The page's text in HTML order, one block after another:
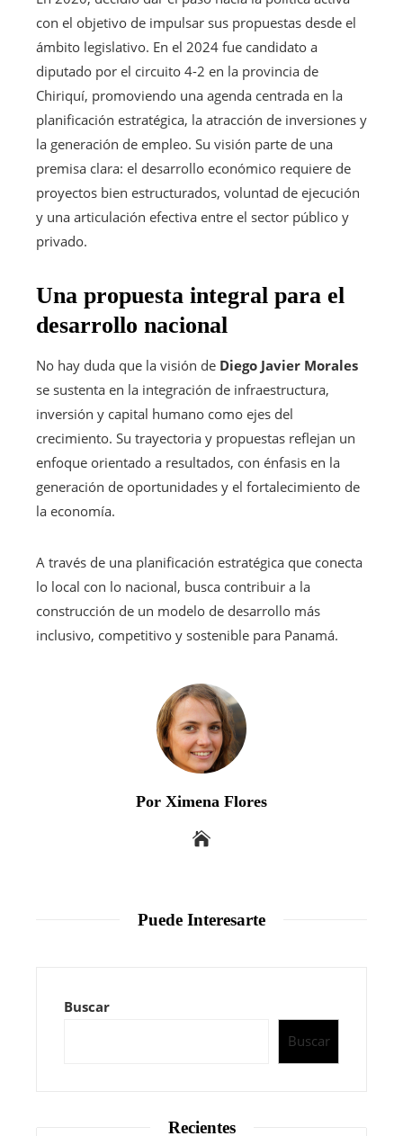
con el objetivo de impulsar sus propuestas desde el
ámbito legislativo. En el 2024 fue candidato a
diputado por el circuito 4-2 en la provincia de
Chiriquí, promoviendo una agenda centrada en la
planificación estratégica, la atracción de inversiones y
la generación de empleo. Su visión parte de una
premisa clara: el desarrollo económico requiere de
proyectos bien estructurados, voluntad de ejecución
y una articulación efectiva entre el sector público y
privado.
Una propuesta integral para el
desarrollo nacional
No hay duda que la visión de Diego Javier Morales
se sustenta en la integración de infraestructura,
inversión y capital humano como ejes del
crecimiento. Su trayectoria y propuestas reflejan un
enfoque orientado a resultados, con énfasis en la
generación de oportunidades y el fortalecimiento de
la economía.
A través de una planificación estratégica que conecta
lo local con lo nacional, busca contribuir a la
construcción de un modelo de desarrollo más
inclusivo, competitivo y sostenible para Panamá.
Por Ximena Flores
Puede Interesarte
Buscar
Buscar
Recientes